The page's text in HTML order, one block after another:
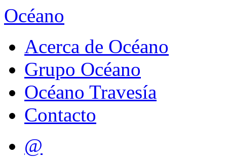
Océano
Acerca de Océano
Grupo Océano
Océano Travesía
Contacto
@